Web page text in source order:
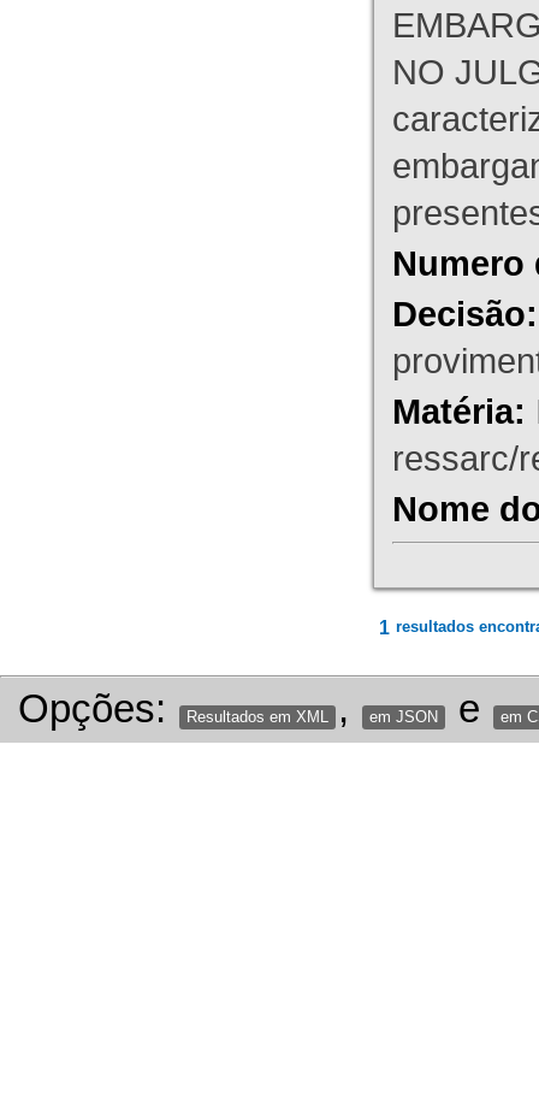
NO
Numero
Decisão:
Matéria:
ressarc/
Nome
1 resultados
Opções: Resultados em XML , em JSON e em